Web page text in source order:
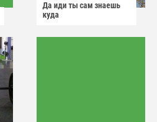
Да иди ты сам знаешь
куда